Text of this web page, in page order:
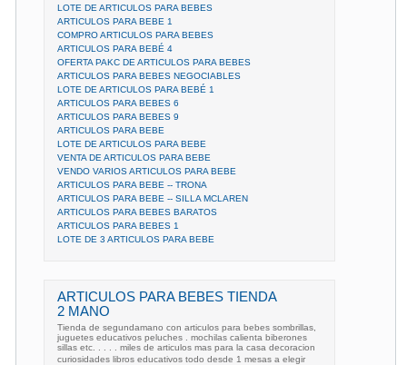
LOTE DE ARTICULOS PARA BEBES
ARTICULOS PARA BEBE 1
COMPRO ARTICULOS PARA BEBES
ARTICULOS PARA BEBÉ 4
OFERTA PAKC DE ARTICULOS PARA BEBES
ARTICULOS PARA BEBES NEGOCIABLES
LOTE DE ARTICULOS PARA BEBÉ 1
ARTICULOS PARA BEBES 6
ARTICULOS PARA BEBES 9
ARTICULOS PARA BEBE
LOTE DE ARTICULOS PARA BEBE
VENTA DE ARTICULOS PARA BEBE
VENDO VARIOS ARTICULOS PARA BEBE
ARTICULOS PARA BEBE -- TRONA
ARTICULOS PARA BEBE -- SILLA MCLAREN
ARTICULOS PARA BEBES BARATOS
ARTICULOS PARA BEBES 1
LOTE DE 3 ARTICULOS PARA BEBE
ARTICULOS PARA BEBES TIENDA
2 MANO
Tienda de segundamano con articulos para bebes sombrillas,
juguetes educativos peluches . mochilas calienta biberones
sillas etc. . . . . miles de articulos mas para la casa decoracion
curiosidades libros educativos todo desde 1 mesas a elegir